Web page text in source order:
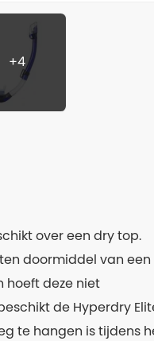
+4
over een dry top.
doormiddel van een
hoeft deze niet
de Hyperdry
te hangen is tijdens